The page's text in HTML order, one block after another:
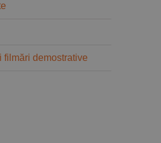
filmări demostrative